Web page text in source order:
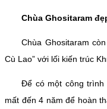
Chùa Ghositaram
Chùa Ghositaram
Cù Lao” với lối kiến trúc
Để có một công trình
mất đến 4 năm để hoàn